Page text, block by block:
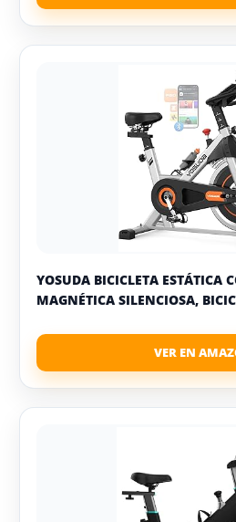
YOSUDA BICICLETA ESTÁTICA
MAGNÉTICA SILENCIOSA,